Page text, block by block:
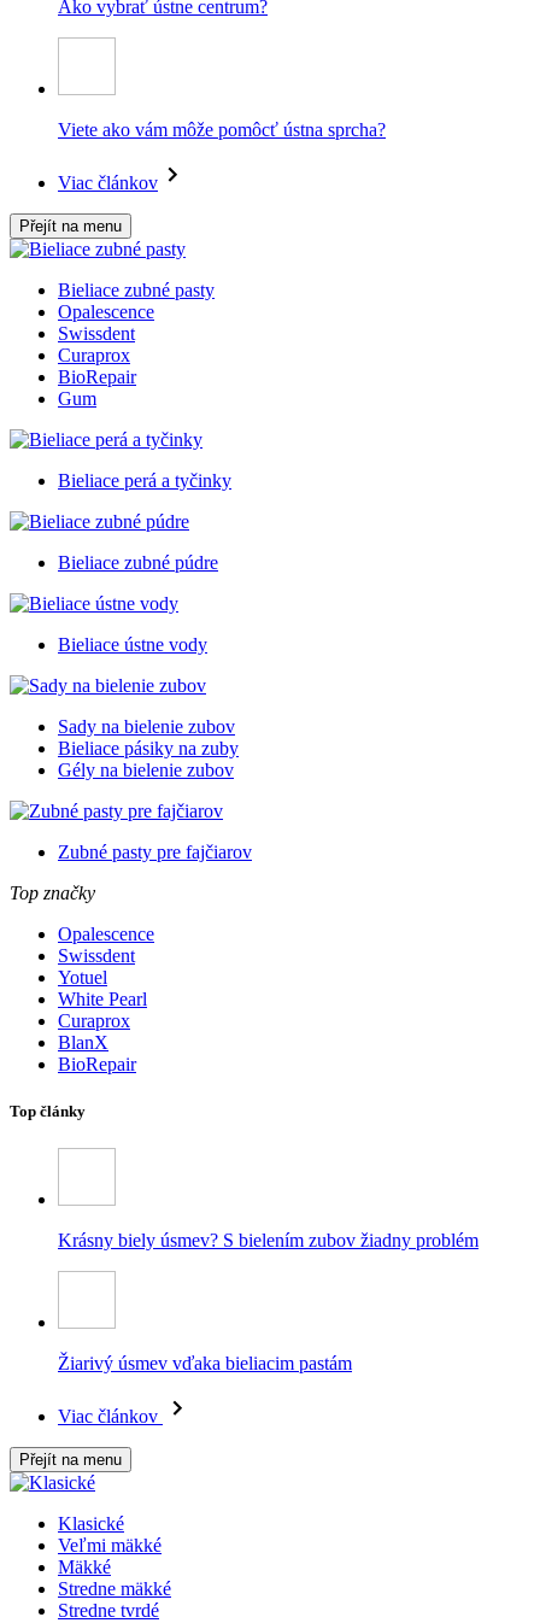
Ako vybrať ústne centrum?
Viete ako vám môže pomôcť ústna sprcha?
Viac článkov
Přejít na menu
Bieliace zubné pasty
Opalescence
Swissdent
Curaprox
BioRepair
Gum
Bieliace perá a tyčinky
Bieliace zubné púdre
Bieliace ústne vody
Sady na bielenie zubov
Bieliace pásiky na zuby
Gély na bielenie zubov
Zubné pasty pre fajčiarov
Top značky
Opalescence
Swissdent
Yotuel
White Pearl
Curaprox
BlanX
BioRepair
Top články
Krásny biely úsmev? S bielením zubov žiadny problém
Žiarivý úsmev vďaka bieliacim pastám
Viac článkov
Přejít na menu
Klasické
Veľmi mäkké
Mäkké
Stredne mäkké
Stredne tvrdé